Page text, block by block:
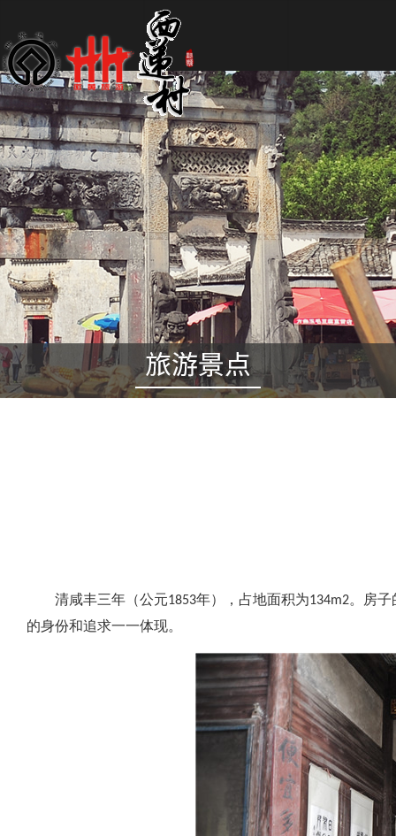
清咸丰三年（公元1853年），占地面积为134m2。房
的身份和追求一一体现。